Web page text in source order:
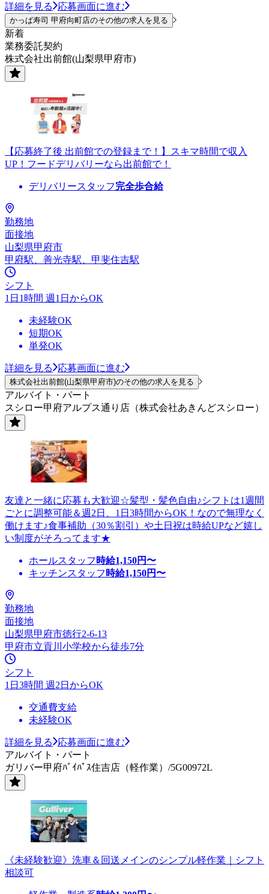
詳細を見る 応募画面に進む
かっぱ寿司 甲府向町店のその他の求人を見る
新着
業務委託契約
株式会社出前館(山梨県甲府市)
【応募終了後 出前館での登録まで！】スキマ時間で収入
UP！フードデリバリーなら出前館で！
デリバリースタッフ完全歩合給
勤務地
面接地
山梨県甲府市
甲府駅、善光寺駅、甲斐住吉駅
シフト
1日1時間 週1日からOK
未経験OK
短期OK
単発OK
詳細を見る 応募画面に進む
株式会社出前館(山梨県甲府市)のその他の求人を見る
アルバイト・パート
スシロー甲府アルプス通り店（株式会社あきんどスシロー）
友達と一緒に応募も大歓迎☆髪型・髪色自由♪シフトは1週間
ごとに調整可能＆週2日、1日3時間からOK！なので無理なく
働けます♪食事補助（30％割引）や土日祝は時給UPなど嬉し
い制度がそろってます★
ホールスタッフ 時給1,150円〜
キッチンスタッフ 時給1,150円〜
勤務地
面接地
山梨県甲府市徳行2-6-13
甲府市立貢川小学校から徒歩7分
シフト
1日3時間 週2日からOK
交通費支給
未経験OK
詳細を見る
応募画面に進む
アルバイト・パート
ガリバー甲府ﾊﾞｲﾊﾟｽ住吉店（軽作業）/5G00972L
《未経験歓迎》洗車＆回送メインのシンプル軽作業｜シフト
相談可